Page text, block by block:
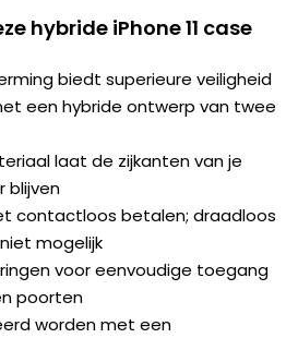
hybride iPhone 11 case
biedt superieure veiligheid
een hybride ontwerp van twee
laat de zijkanten van je
blijven
contactloos betalen; draadloos
mogelijk
voor eenvoudige toegang
poorten
worden met een